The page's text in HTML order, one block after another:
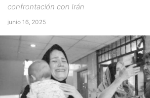
confrontación con Irán
junio 16, 2025